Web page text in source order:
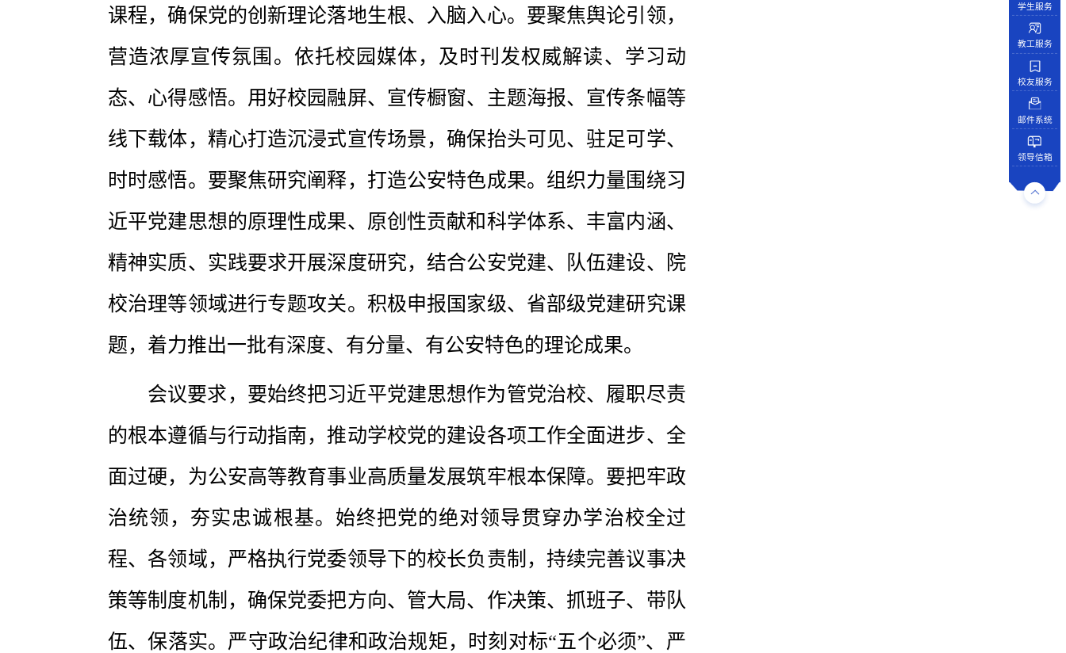
课程，确保党的创新理论落地生根、入脑入心。要聚焦舆论引领，
营造浓厚宣传氛围。依托校园媒体，及时刊发权威解读、学习动
态、心得感悟。用好校园融屏、宣传橱窗、主题海报、宣传条幅等
线下载体，精心打造沉浸式宣传场景，确保抬头可见、驻足可学、
时时感悟。要聚焦研究阐释，打造公安特色成果。组织力量围绕习
近平党建思想的原理性成果、原创性贡献和科学体系、丰富内涵、
精神实质、实践要求开展深度研究，结合公安党建、队伍建设、院
校治理等领域进行专题攻关。积极申报国家级、省部级党建研究课
题，着力推出一批有深度、有分量、有公安特色的理论成果。
会议要求，要始终把习近平党建思想作为管党治校、履职尽责
的根本遵循与行动指南，推动学校党的建设各项工作全面进步、全
面过硬，为公安高等教育事业高质量发展筑牢根本保障。要把牢政
治统领，夯实忠诚根基。始终把党的绝对领导贯穿办学治校全过
程、各领域，严格执行党委领导下的校长负责制，持续完善议事决
策等制度机制，确保党委把方向、管大局、作决策、抓班子、带队
伍、保落实。严守政治纪律和政治规矩，时刻对标“五个必须”、严
学生服务
教工服务
校友服务
邮件系统
领导信箱